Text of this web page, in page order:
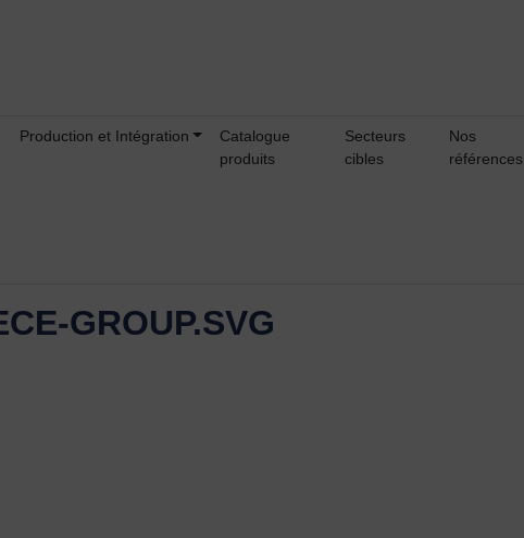
Production et Intégration
Catalogue
produits
Secteurs
cibles
Nos
références
GROUP.SVG